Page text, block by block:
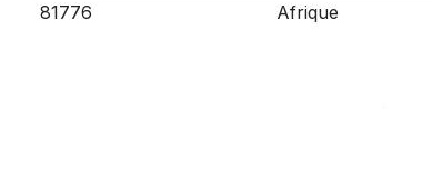
81776
Afrique